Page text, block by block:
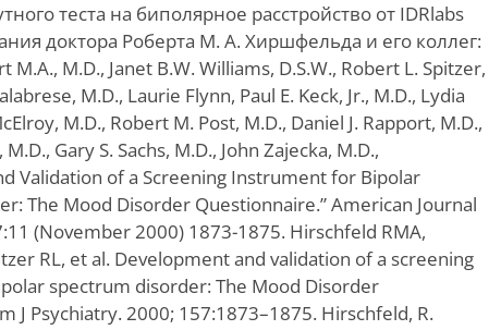
теста на биполярное расстройство от IDRlabs
доктора Роберта М. А. Хиршфельда и его коллег:
M.A., M.D., Janet B.W. Williams, D.S.W., Robert L. Spitzer,
M.D., Laurie Flynn, Paul E. Keck, Jr., M.D., Lydia
M.D., Robert M. Post, M.D., Daniel J. Rapport, M.D.,
Gary S. Sachs, M.D., John Zajecka, M.D.,
Validation of a Screening Instrument for Bipolar
The Mood Disorder Questionnaire.” American Journal
(November 2000) 1873-1875. Hirschfeld RMA,
RL, et al. Development and validation of a screening
spectrum disorder: The Mood Disorder
J Psychiatry. 2000; 157:1873–1875. Hirschfeld, R.